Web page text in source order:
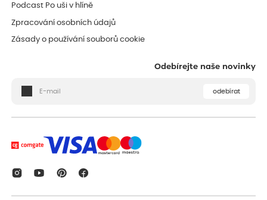
Podcast Po uši v hlíně
Zpracování osobních údajů
Zásady o používání souborů cookie
Odebírejte naše novinky
odebírat